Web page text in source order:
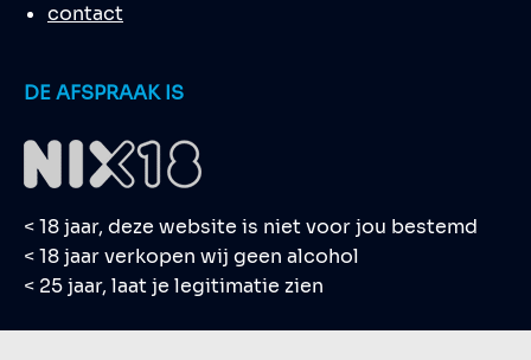
contact
DE AFSPRAAK IS
< 18 jaar, deze website is niet voor jou bestemd
< 18 jaar verkopen wij geen alcohol
< 25 jaar, laat je legitimatie zien